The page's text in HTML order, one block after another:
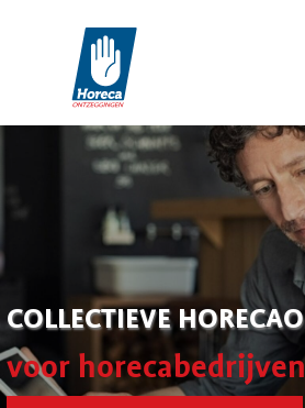
COLLECTIEVE
voor horecabedrijven